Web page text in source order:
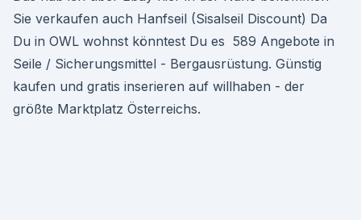
Sie verkaufen auch Hanfseil (Sisalseil Discount) Da
Du in OWL wohnst könntest Du es 589 Angebote in
Seile / Sicherungsmittel - Bergausrüstung. Günstig
kaufen und gratis inserieren auf willhaben - der
größte Marktplatz Österreichs.